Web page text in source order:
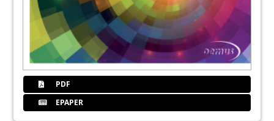
PDF
EPAPER